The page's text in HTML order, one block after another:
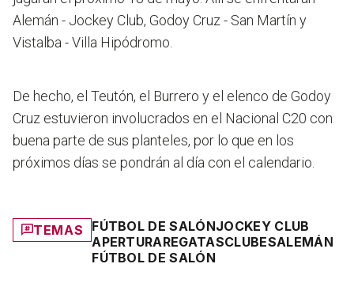
Alemán - Jockey Club, Godoy Cruz - San Martín y
Vistalba - Villa Hipódromo.
De hecho, el Teutón, el Burrero y el elenco de Godoy
Cruz estuvieron involucrados en el Nacional C20 con
buena parte de sus planteles, por lo que en los
próximos días se pondrán al día con el calendario.
TEMAS FÚTBOL DE SALÓNJOCKEY CLUB
APERTURAREGATASCLUBESALEMÁN
FÚTBOL DE SALÓN